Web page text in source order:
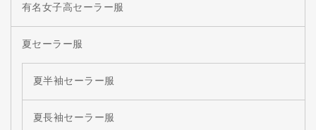
有名女子高セーラー服
夏セーラー服
夏半袖セーラー服
夏長袖セーラー服